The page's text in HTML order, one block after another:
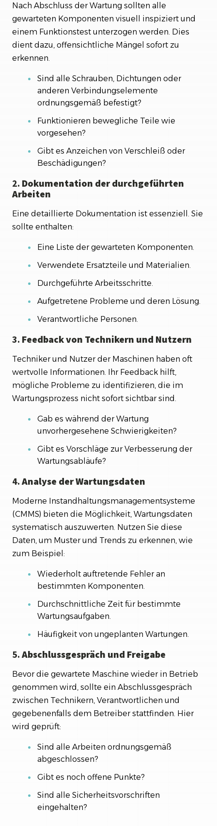
Nach Abschluss der Wartung sollten alle
gewarteten Komponenten visuell inspiziert und
einem Funktionstest unterzogen werden. Dies
dient dazu, offensichtliche Mängel sofort zu
erkennen.
Sind alle Schrauben, Dichtungen oder
anderen Verbindungselemente
ordnungsgemäß befestigt?
Funktionieren bewegliche Teile wie
vorgesehen?
Gibt es Anzeichen von Verschleiß oder
Beschädigungen?
2. Dokumentation der durchgeführten
Arbeiten
Eine detaillierte Dokumentation ist essenziell. Sie
sollte enthalten:
Eine Liste der gewarteten Komponenten.
Verwendete Ersatzteile und Materialien.
Durchgeführte Arbeitsschritte.
Aufgetretene Probleme und deren Lösung.
Verantwortliche Personen.
3. Feedback von Technikern und Nutzern
Techniker und Nutzer der Maschinen haben oft
wertvolle Informationen. Ihr Feedback hilft,
mögliche Probleme zu identifizieren, die im
Wartungsprozess nicht sofort sichtbar sind.
Gab es während der Wartung
unvorhergesehene Schwierigkeiten?
Gibt es Vorschläge zur Verbesserung der
Wartungsabläufe?
4. Analyse der Wartungsdaten
Moderne Instandhaltungsmanagementsysteme
(CMMS) bieten die Möglichkeit, Wartungsdaten
systematisch auszuwerten. Nutzen Sie diese
Daten, um Muster und Trends zu erkennen, wie
zum Beispiel:
Wiederholt auftretende Fehler an
bestimmten Komponenten.
Durchschnittliche Zeit für bestimmte
Wartungsaufgaben.
Häufigkeit von ungeplanten Wartungen.
5. Abschlussgespräch und Freigabe
Bevor die gewartete Maschine wieder in Betrieb
genommen wird, sollte ein Abschlussgespräch
zwischen Technikern, Verantwortlichen und
gegebenenfalls dem Betreiber stattfinden. Hier
wird geprüft:
Sind alle Arbeiten ordnungsgemäß
abgeschlossen?
Gibt es noch offene Punkte?
Sind alle Sicherheitsvorschriften
eingehalten?